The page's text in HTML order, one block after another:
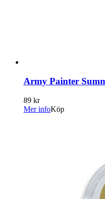
Army Painter
89 kr
Mer infoKöp